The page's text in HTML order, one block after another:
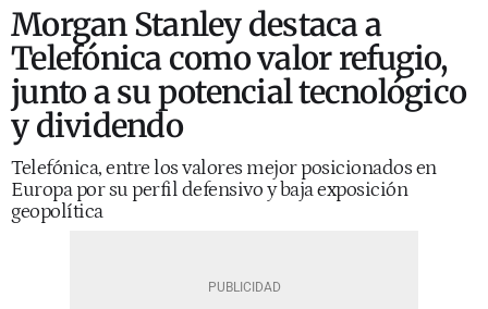
Morgan Stanley destaca a
Telefónica como valor refugio,
junto a su potencial tecnológico
y dividendo
Telefónica, entre los valores mejor posicionados en
Europa por su perfil defensivo y baja exposición
geopolítica